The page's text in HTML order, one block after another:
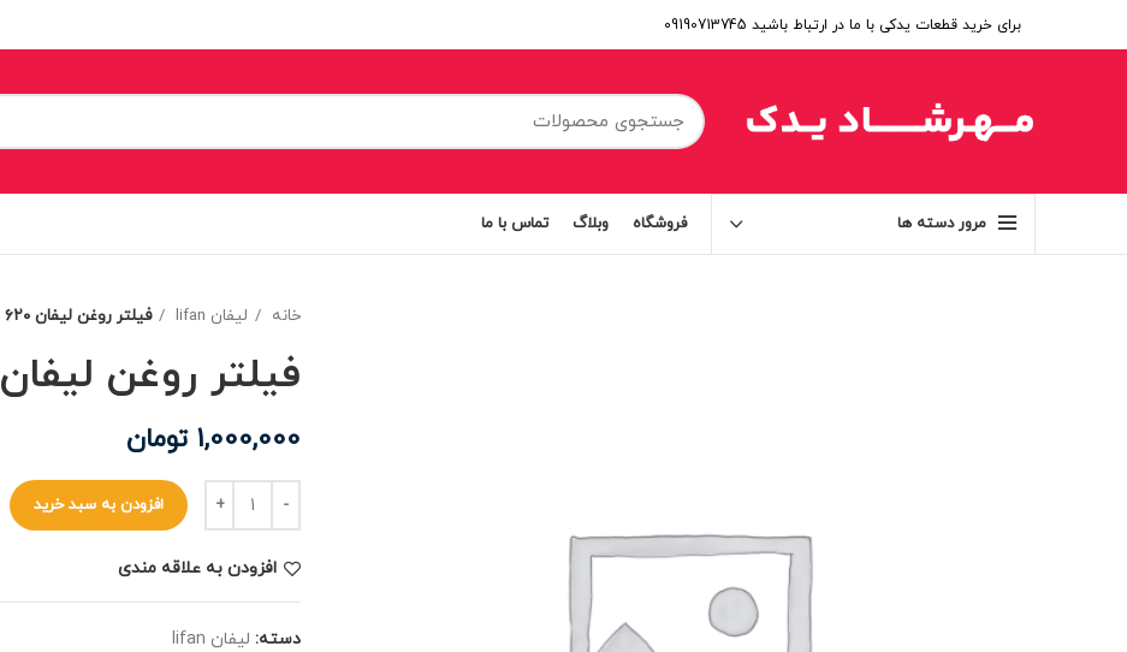
برای خرید قطعات یدکی با ما در ارتباط باشید 09190713745
مرور دسته ها فروشگاه وبلاگ تماس با ما
خانه لیفان lifan فیلتر روغن لیفان ۶۲۰
فیلتر روغن لیفان ۶۲۰
1,000,000 تومان
افزودن به سبد خرید
افزودن به علاقه مندی
دسته: لیفان lifan